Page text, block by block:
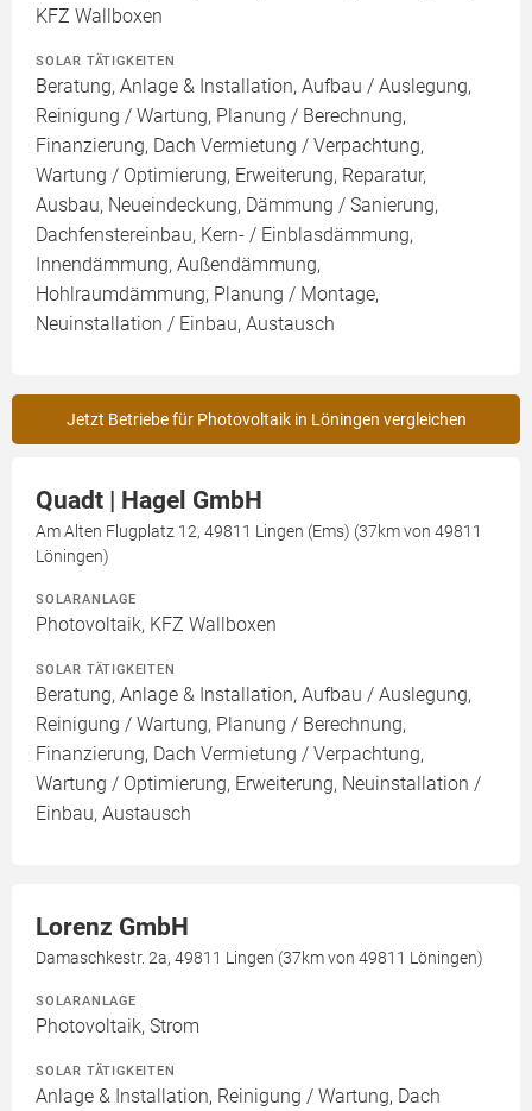
KFZ Wallboxen
SOLAR TÄTIGKEITEN
Beratung, Anlage & Installation, Aufbau / Auslegung,
Reinigung / Wartung, Planung / Berechnung,
Finanzierung, Dach Vermietung / Verpachtung,
Wartung / Optimierung, Erweiterung, Reparatur,
Ausbau, Neueindeckung, Dämmung / Sanierung,
Dachfenstereinbau, Kern- / Einblasdämmung,
Innendämmung, Außendämmung,
Hohlraumdämmung, Planung / Montage,
Neuinstallation / Einbau, Austausch
Jetzt Betriebe für Photovoltaik in Löningen vergleichen
Quadt | Hagel GmbH
Am Alten Flugplatz 12, 49811 Lingen (Ems) (37km von 49811
Löningen)
SOLARANLAGE
Photovoltaik, KFZ Wallboxen
SOLAR TÄTIGKEITEN
Beratung, Anlage & Installation, Aufbau / Auslegung,
Reinigung / Wartung, Planung / Berechnung,
Finanzierung, Dach Vermietung / Verpachtung,
Wartung / Optimierung, Erweiterung, Neuinstallation /
Einbau, Austausch
Lorenz GmbH
Damaschkestr. 2a, 49811 Lingen (37km von 49811 Löningen)
SOLARANLAGE
Photovoltaik, Strom
SOLAR TÄTIGKEITEN
Anlage & Installation, Reinigung / Wartung, Dach